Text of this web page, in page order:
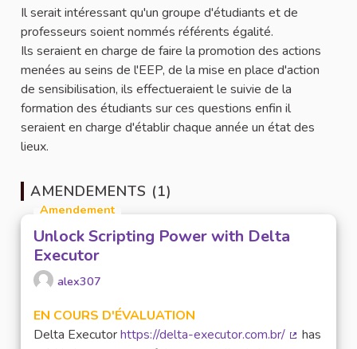
Il serait intéressant qu'un groupe d'étudiants et de
professeurs soient nommés référents égalité.
Ils seraient en charge de faire la promotion des actions
menées au seins de l'EEP, de la mise en place d'action
de sensibilisation, ils effectueraient le suivie de la
formation des étudiants sur ces questions enfin il
seraient en charge d'établir chaque année un état des
lieux.
AMENDEMENTS (1)
Amendement
Unlock Scripting Power with Delta
Executor
alex307
EN COURS D'ÉVALUATION
Delta Executorhttps://delta-executor.com.br/
has